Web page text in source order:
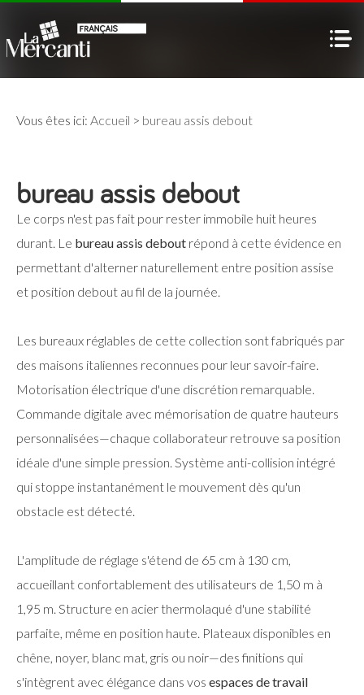
Vous êtes ici: Accueil > bureau assis debout
bureau assis debout
Le corps n'est pas fait pour rester immobile huit heures
durant. Le bureau assis debout répond à cette évidence en
permettant d'alterner naturellement entre position assise
et position debout au fil de la journée.
Les bureaux réglables de cette collection sont fabriqués par
des maisons italiennes reconnues pour leur savoir-faire.
Motorisation électrique d'une discrétion remarquable.
Commande digitale avec mémorisation de quatre hauteurs
personnalisées—chaque collaborateur retrouve sa position
idéale d'une simple pression. Système anti-collision intégré
qui stoppe instantanément le mouvement dès qu'un
obstacle est détecté.
L'amplitude de réglage s'étend de 65 cm à 130 cm,
accueillant confortablement des utilisateurs de 1,50 m à
1,95 m. Structure en acier thermolaqué d'une stabilité
parfaite, même en position haute. Plateaux disponibles en
chêne, noyer, blanc mat, gris ou noir—des finitions qui
s'intègrent avec élégance dans vos espaces de travail